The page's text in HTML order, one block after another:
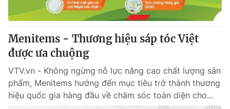
Menitems - Thương hiệu sáp tóc Việt
được ưa chuộng
VTV.vn - Không ngừng nỗ lực nâng cao chất lượng sản
phẩm, Menitems hướng đến mục tiêu trở thành thương
hiệu quốc gia hàng đầu về chăm sóc toàn diện cho...